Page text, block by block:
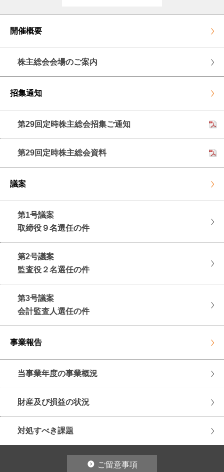
開催概要
株主総会会場のご案内
招集通知
第29回定時株主総会招集ご通知
第29回定時株主総会資料
議案
第1号議案
取締役９名選任の件
第2号議案
監査役２名選任の件
第3号議案
会計監査人選任の件
事業報告
当事業年度の事業概況
財産及び損益の状況
対処すべき課題
ご留意事項